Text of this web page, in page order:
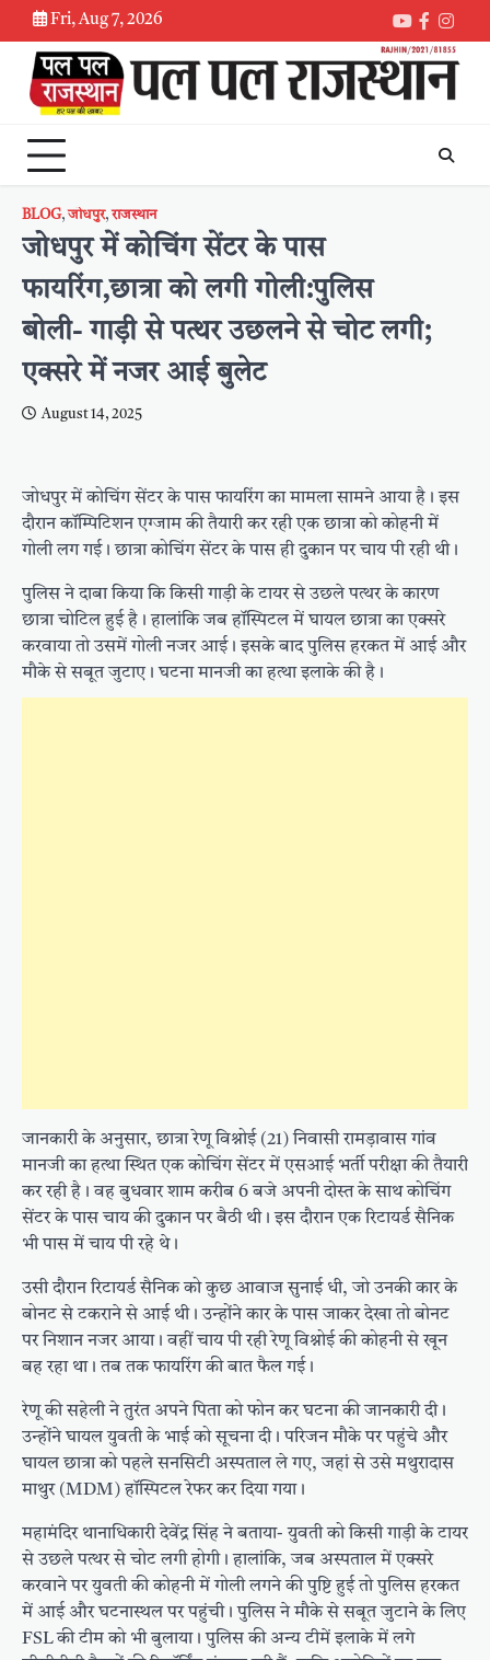
Skip
to
content
Fri, Aug 7, 2026
Youtube
BLOG, जोधपुर, राजस्थान
जोधपुर में कोचिंग सेंटर के पास
फायरिंग,छात्रा को लगी गोली:पुलिस
बोली- गाड़ी से पत्थर उछलने से चोट लगी;
एक्सरे में नजर आई बुलेट
August 14, 2025
जोधपुर में कोचिंग सेंटर के पास फायरिंग का मामला सामने आया है। इस
दौरान कॉम्पिटिशन एग्जाम की तैयारी कर रही एक छात्रा को कोहनी में
गोली लग गई। छात्रा कोचिंग सेंटर के पास ही दुकान पर चाय पी रही थी।
पुलिस ने दाबा किया कि किसी गाड़ी के टायर से उछले पत्थर के कारण
छात्रा चोटिल हुई है। हालांकि जब हॉस्पिटल में घायल छात्रा का एक्सरे
करवाया तो उसमें गोली नजर आई। इसके बाद पुलिस हरकत में आई और
मौके से सबूत जुटाए। घटना मानजी का हत्था इलाके की है।
जानकारी के अनुसार, छात्रा रेणू विश्नोई (21) निवासी रामड़ावास गांव
मानजी का हत्था स्थित एक कोचिंग सेंटर में एसआई भर्ती परीक्षा की तैयारी
कर रही है। वह बुधवार शाम करीब 6 बजे अपनी दोस्त के साथ कोचिंग
सेंटर के पास चाय की दुकान पर बैठी थी। इस दौरान एक रिटायर्ड सैनिक
भी पास में चाय पी रहे थे।
उसी दौरान रिटायर्ड सैनिक को कुछ आवाज सुनाई धी, जो उनकी कार के
बोनट से टकराने से आई थी। उन्होंने कार के पास जाकर देखा तो बोनट
पर निशान नजर आया। वहीं चाय पी रही रेणू विश्नोई की कोहनी से खून
बह रहा था। तब तक फायरिंग की बात फैल गई।
रेणू की सहेली ने तुरंत अपने पिता को फोन कर घटना की जानकारी दी।
उन्होंने घायल युवती के भाई को सूचना दी। परिजन मौके पर पहुंचे और
घायल छात्रा को पहले सनसिटी अस्पताल ले गए, जहां से उसे मथुरादास
माथुर (MDM) हॉस्पिटल रेफर कर दिया गया।
महामंदिर थानाधिकारी देवेंद्र सिंह ने बताया- युवती को किसी गाड़ी के टायर
से उछले पत्थर से चोट लगी होगी। हालांकि, जब अस्पताल में एक्सरे
करवाने पर युवती की कोहनी में गोली लगने की पुष्टि हुई तो पुलिस हरकत
में आई और घटनास्थल पर पहुंची। पुलिस ने मौके से सबूत जुटाने के लिए
FSL की टीम को भी बुलाया। पुलिस की अन्य टीमें इलाके में लगे